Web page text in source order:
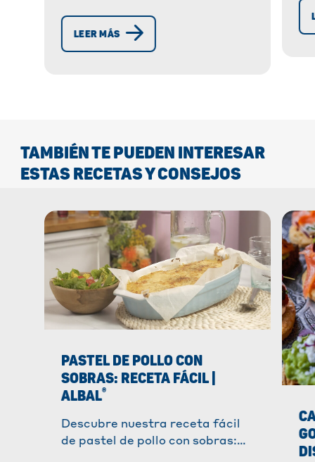
y fácil de preparar, perfecto
para comidas de otoño o
LEER MÁS
TAMBIÉN TE PUEDEN INTERESAR
ESTAS RECETAS Y CONSEJOS
PASTEL DE POLLO CON
SOBRAS: RECETA FÁCIL |
ALBAL®
Descubre nuestra receta fácil
de pastel de pollo con sobras: